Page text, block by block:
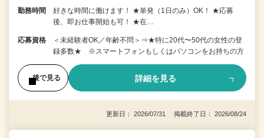
勤務時間
好きな時間に働けます！ ★単発（1日のみ）OK！ ★応募
後、即お仕事開始も可！ ★在…
応募資格
＜未経験者OK／年齢不問＞⇒★特に20代〜50代の女性の登
録多数★ ※スマートフォンもしくはパソコンをお持ちの方
後で見る 詳細を見る
更新日： 2026/07/31 掲載終了日： 2026/08/24